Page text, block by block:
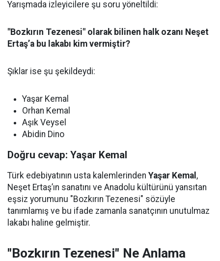
Yarışmada izleyicilere şu soru yöneltildi:
"Bozkırın Tezenesi" olarak bilinen halk ozanı Neşet
Ertaş’a bu lakabı kim vermiştir?
Şıklar ise şu şekildeydi:
Yaşar Kemal
Orhan Kemal
Aşık Veysel
Abidin Dino
Doğru cevap: Yaşar Kemal
Türk edebiyatının usta kalemlerinden Yaşar Kemal ,
Neşet Ertaş’ın sanatını ve Anadolu kültürünü yansıtan
eşsiz yorumunu "Bozkırın Tezenesi" sözüyle
tanımlamış ve bu ifade zamanla sanatçının unutulmaz
lakabı haline gelmiştir.
"Bozkırın Tezenesi" Ne Anlama